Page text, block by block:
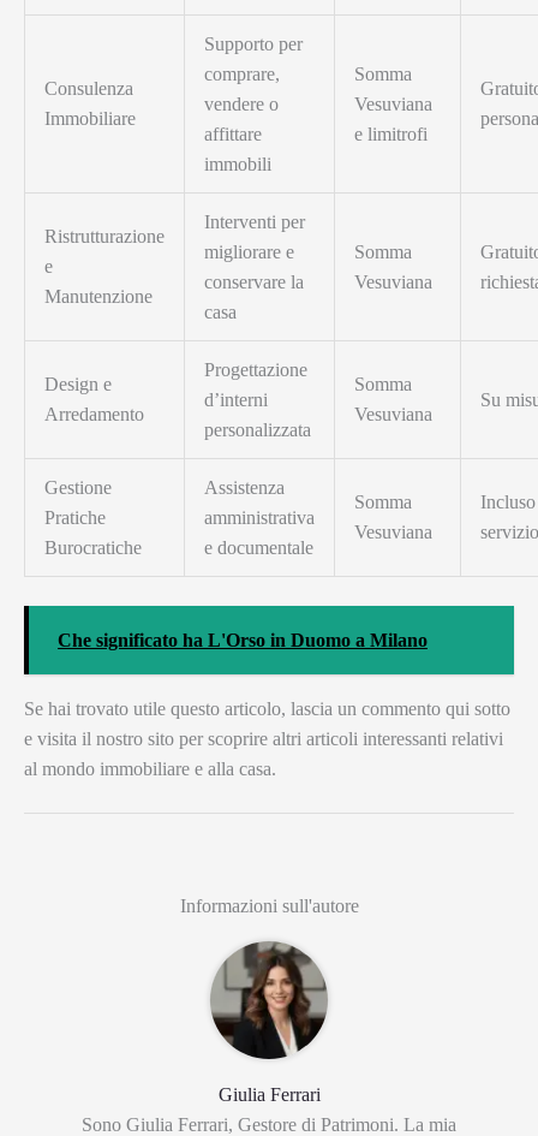
Consulenza
Immobiliare
Supporto per
comprare,
vendere o
affittare
immobili
Somma
Vesuviana
e limitrofi
Ristrutturazione
e
Manutenzione
Interventi per
migliorare e
conservare la
casa
Somma
Vesuviana
Design e
Arredamento
Progettazione
d’interni
personalizzata
Somma
Vesuviana
Su
Gestione
Pratiche
Burocratiche
Assistenza
amministrativa
e documentale
Somma
Vesuviana
servizio
Che significato ha L'Orso in Duomo a Milano
Se hai trovato utile questo articolo, lascia un commento qui sotto
e visita il nostro sito per scoprire altri articoli interessanti relativi
al mondo immobiliare e alla casa.
Informazioni sull'autore
Giulia Ferrari
Sono Giulia Ferrari, Gestore di Patrimoni. La mia